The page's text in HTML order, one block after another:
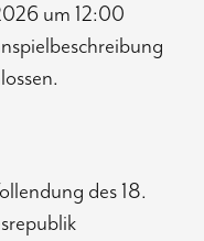
um 12:00
des 18.